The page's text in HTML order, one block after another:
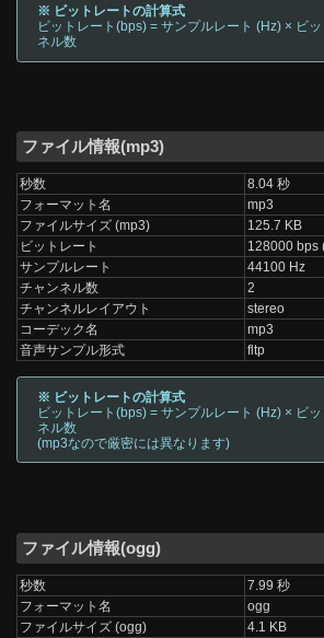
※ ビットレートの計算式
ビットレート(bps) = サンプルレート (Hz) × ビ
ネル数
ファイル情報(mp3)
秒数
8.04 秒
フォーマット名
mp3
ファイルサイズ (mp3)
125.7 KB
ビットレート
128000 bps
サンプルレート
44100 Hz
チャンネル数
2
チャンネルレイアウト
stereo
コーデック名
mp3
音声サンプル形式
fltp
※ ビットレートの計算式
ビットレート(bps) = サンプルレート (Hz) × ビ
ネル数
(mp3なので厳密には異なります)
ファイル情報(ogg)
秒数
7.99 秒
フォーマット名
ogg
ファイルサイズ (ogg)
4.1 KB